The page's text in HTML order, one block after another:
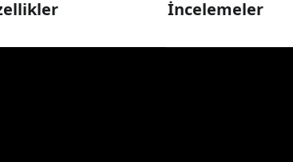
İncelemeler